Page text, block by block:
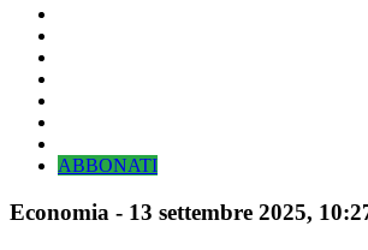
ABBONATI
Economia - 13 settembre 2025,